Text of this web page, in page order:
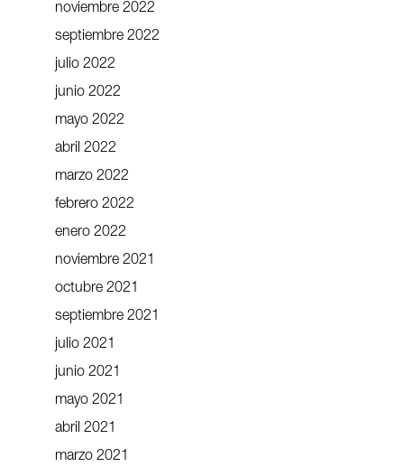
noviembre 2022
septiembre 2022
julio 2022
junio 2022
mayo 2022
abril 2022
marzo 2022
febrero 2022
enero 2022
noviembre 2021
octubre 2021
septiembre 2021
julio 2021
junio 2021
mayo 2021
abril 2021
marzo 2021